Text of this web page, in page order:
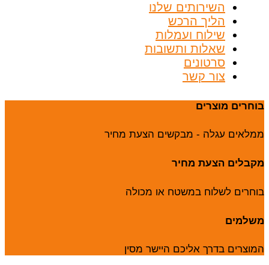
השירותים שלנו
הליך הרכש
שילוח ועמלות
שאלות ותשובות
סרטונים
צור קשר
בוחרים מוצרים
ממלאים עגלה - מבקשים הצעת מחיר
מקבלים הצעת מחיר
בוחרים לשלוח במשטח או מכולה
משלמים
המוצרים בדרך אליכם היישר מסין